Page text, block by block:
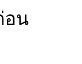
อน